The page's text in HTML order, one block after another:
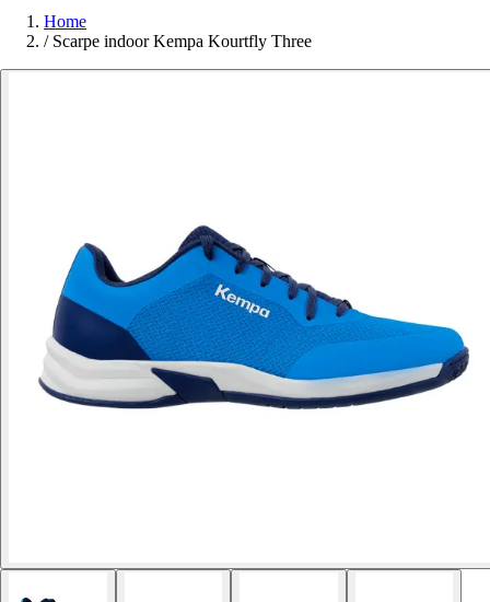
Home
/ Scarpe indoor Kempa Kourtfly Three